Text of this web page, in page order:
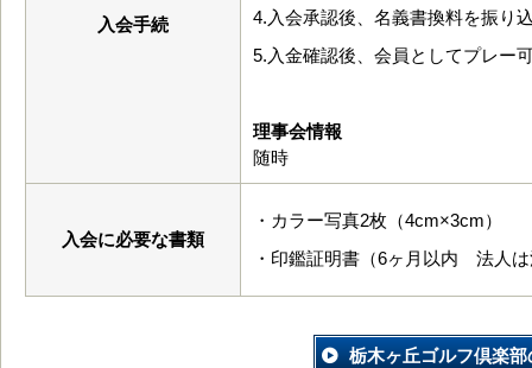
入会手続
4.入会承認後、名義書換料を振り
5.入金確認後、会員としてプレー
理事会情報
随時
入会に必要な書類
・カラー写真2枚（4cm×3cm）
・印鑑証明書（6ヶ月以内 法人
栃木ヶ丘ゴルフ倶楽